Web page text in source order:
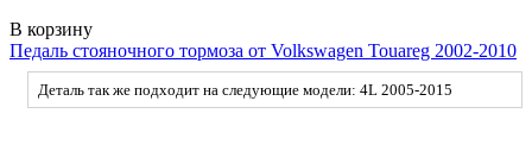
В корзину
Педаль стояночного тормоза от Volkswagen Touareg 2002-2010
Деталь так же подходит на следующие модели: 4L 2005-2015